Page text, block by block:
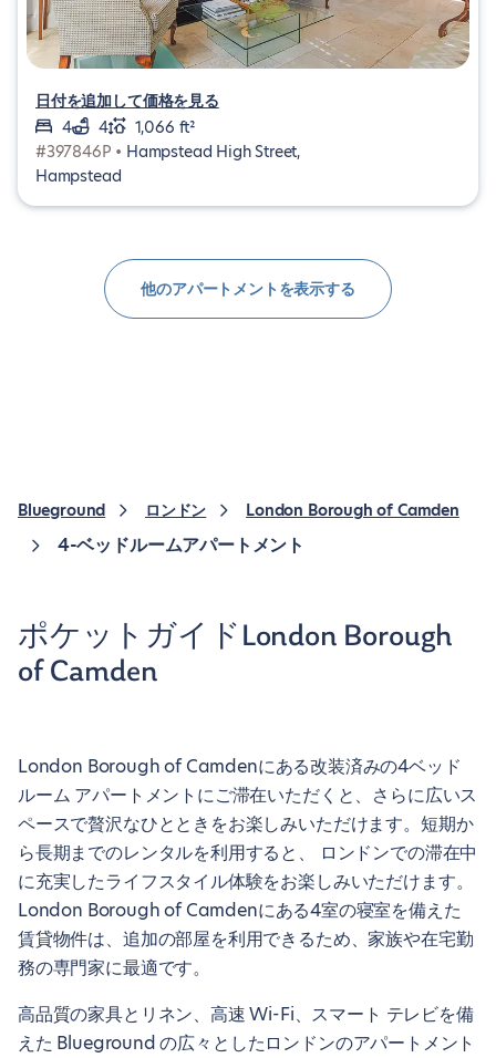
日付を追加して価格を見る
4
4
1,066 ft²
#397846P • Hampstead High Street,
Hampstead
他のアパートメントを表示する
Blueground ロンドン London Borough of Camden
4-ベッドルームアパートメント
ポケットガイドLondon Borough
of Camden
London Borough of Camdenにある改装済みの4ベッド
ルーム アパートメントにご滞在いただくと、さらに広いス
ペースで贅沢なひとときをお楽しみいただけます。短期か
ら長期までのレンタルを利用すると、 ロンドンでの滞在中
に充実したライフスタイル体験をお楽しみいただけます。
London Borough of Camdenにある4室の寝室を備えた
賃貸物件は、追加の部屋を利用できるため、家族や在宅勤
務の専門家に最適です。
高品質の家具とリネン、高速 Wi-Fi、スマート テレビを備
えた Blueground の広々としたロンドンのアパートメント